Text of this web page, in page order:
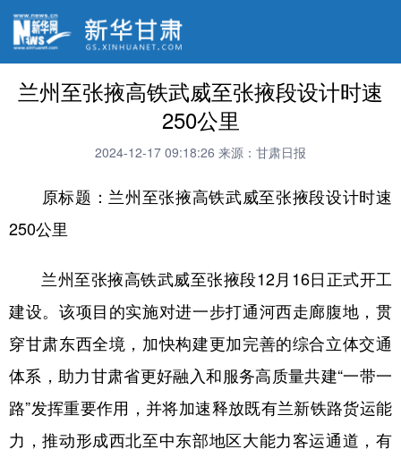
兰州至张掖高铁武威至张掖段设计时速
250公里
2024-12-17 09:18:26 来源：甘肃日报
原标题：兰州至张掖高铁武威至张掖段设计时速
250公里
兰州至张掖高铁武威至张掖段12月16日正式开工
建设。该项目的实施对进一步打通河西走廊腹地，贯
穿甘肃东西全境，加快构建更加完善的综合立体交通
体系，助力甘肃省更好融入和服务高质量共建“一带一
路”发挥重要作用，并将加速释放既有兰新铁路货运能
力，推动形成西北至中东部地区大能力客运通道，有